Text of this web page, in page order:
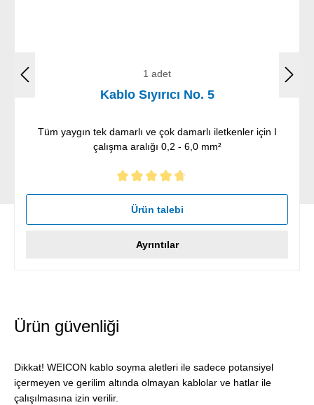
1 adet
Kablo Sıyırıcı No. 5
Tüm yaygın tek damarlı ve çok damarlı iletkenler için I
çalışma aralığı 0,2 - 6,0 mm²
5 yıldız üzerinden 4.86 ortalama puanı
Ürün talebi
Ayrıntılar
Ürün güvenliği
Dikkat! WEICON kablo soyma aletleri ile sadece potansiyel
içermeyen ve gerilim altında olmayan kablolar ve hatlar ile
çalışılmasına izin verilir.